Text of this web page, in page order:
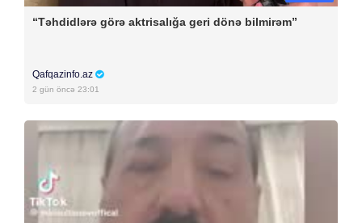
“Təhdidlərə görə aktrisalığa geri dönə bilmirəm”
Qafqazinfo.az
2 gün öncə 23:01